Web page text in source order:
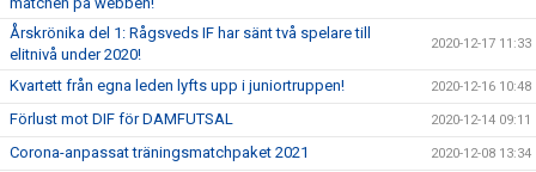
Årskrönika del 1: Rågsveds IF har sänt två spelare till
elitnivå under 2020!
2020-12-17 11:33
Kvartett från egna leden lyfts upp i juniortruppen! 2020-12-16 10:48
Förlust mot DIF för DAMFUTSAL 2020-12-14 09:11
Corona-anpassat träningsmatchpaket 2021 2020-12-08 13:34